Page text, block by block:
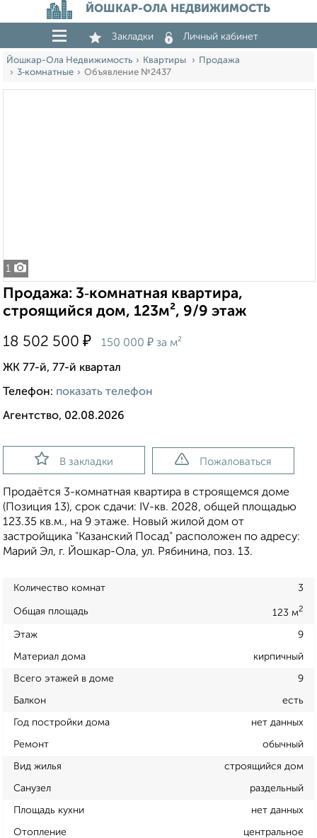
ЙОШКАР-ОЛА НЕДВИЖИМОСТЬ
Закладки Личный кабинет
Йошкар-Ола Недвижимость Квартиры
Продажа
3‑комнатные
Объявление №2437
1
Продажа: 3‑комнатная квартира,
строящийся дом, 123м², 9/9 этаж
18 502 500 ₽ 150 000 ₽ за м²
ЖК 77-й, 77-й квартал
Телефон: показать телефон
Агентство, 02.08.2026
В закладки Пожаловаться
Продаётся 3-комнатная квартира в строящемся доме
(Позиция 13), срок сдачи: IV-кв. 2028, общей площадью
123.35 кв.м., на 9 этаже. Новый жилой дом от
застройщика "Казанский Посад" расположен по адресу:
Марий Эл, г. Йошкар-Ола, ул. Рябинина, поз. 13.
Количество комнат 3
Общая площадь 123 м2
Этаж 9
Материал дома кирпичный
Всего этажей в доме 9
Балкон есть
Год постройки дома нет данных
Ремонт обычный
Вид жилья строящийся дом
Санузел раздельный
Площадь кухни нет данных
Отопление центральное